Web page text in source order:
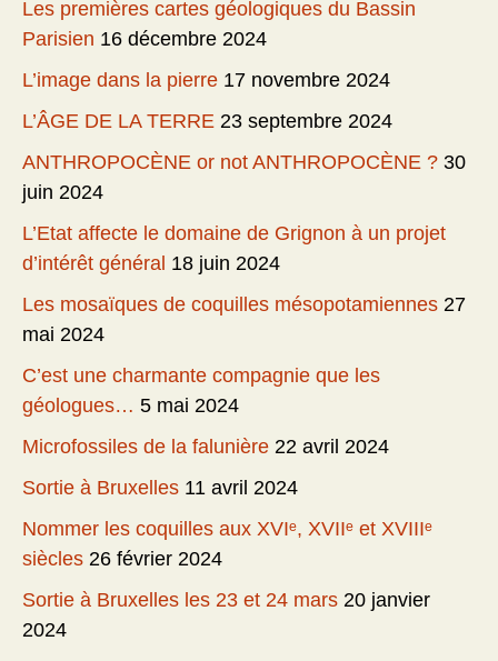
Les premières cartes géologiques du Bassin
Parisien 16 décembre 2024
L’image dans la pierre 17 novembre 2024
L’ÂGE DE LA TERRE 23 septembre 2024
ANTHROPOCÈNE or not ANTHROPOCÈNE ? 30
juin 2024
L’Etat affecte le domaine de Grignon à un projet
d’intérêt général 18 juin 2024
Les mosaïques de coquilles mésopotamiennes 27
mai 2024
C’est une charmante compagnie que les
géologues… 5 mai 2024
Microfossiles de la falunière 22 avril 2024
Sortie à Bruxelles 11 avril 2024
Nommer les coquilles aux XVIᵉ, XVIIᵉ et XVIIIᵉ
siècles 26 février 2024
Sortie à Bruxelles les 23 et 24 mars 20 janvier
2024